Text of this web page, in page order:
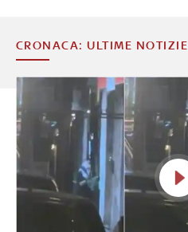
CRONACA: ULTIME NOTIZIE